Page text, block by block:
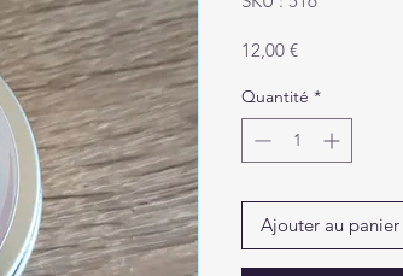
12,00 €Prix
Quantité *
Ajouter au panier